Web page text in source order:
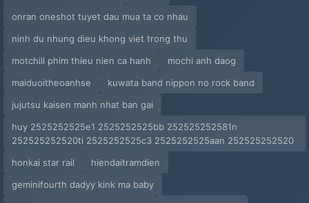
onran oneshot tuyet dau mua ta co nhau
ninh du nhung dieu khong viet trong thu
motchill phim thieu nien ca hanh
mochi anh daog
maiduoitheoanhse
kuwata band nippon no rock band
jujutsu kaisen manh nhat ban gai
huy 2525252525e1 2525252525bb 252525252581n
252525252520ti 2525252525c3 2525252525aan 252525252520
honkai star rail
hiendaitramdien
geminifourth dadyy kink ma baby